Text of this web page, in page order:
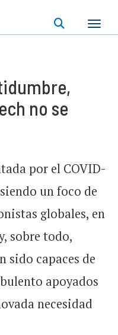
no se
por el COVID-
un foco de
globales, en
sobre todo,
sido capaces de
apoyados
necesidad